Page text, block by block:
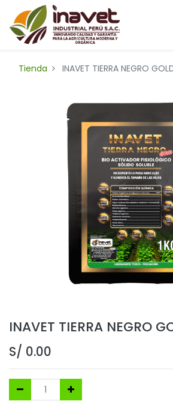
Tienda INAVET TIERRA NEGRO
INAVET TIERRA NEGRO
S/ 0.00